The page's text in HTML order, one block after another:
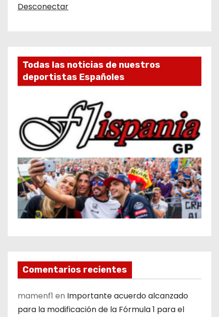
Desconectar
Todas las noticias de nuestros
deportistas Españoles
Comentarios recientes
mamenf1 en Importante acuerdo alcanzado
para la modificación de la Fórmula 1 para el